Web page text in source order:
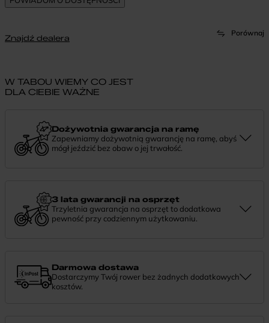
Porównaj
Znajdź dealera
W TABOU WIEMY CO JEST
DLA CIEBIE WAŻNE
Dożywotnia gwarancja na ramę
Zapewniamy dożywotnią gwarancję na ramę, abyś
mógł jeździć bez obaw o jej trwałość.
chętnie pomożemy.3 lata gwarancji na osprzęt
Trzyletnia gwarancja na osprzęt to dodatkowa
pewność przy codziennym użytkowaniu.
Darmowa dostawa
Dostarczymy Twój rower bez żadnych dodatkowych
kosztów.